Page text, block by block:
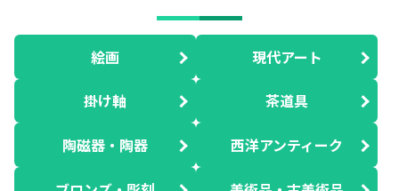
絵画 現代アート
掛け軸 茶道具
陶磁器・陶器 西洋アンティーク